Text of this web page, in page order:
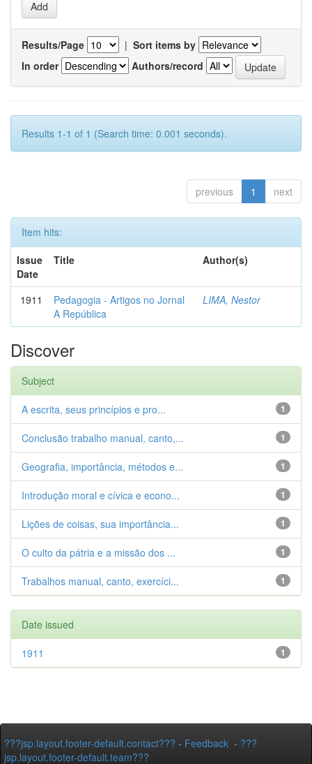
Results/Page | Sort items by
In order
Authors/record
Results 1-1 of 1 (Search time: 0.001 seconds).
previous 1 next
Item hits:
Issue
Date
Title Author(s)
1911
Pedagogia - Artigos no Jornal
A República
LIMA, Nestor
Discover
Subject
1
A escrita, seus princípios e pro...
1
Conclusão trabalho manual, canto,...
1
Geografia, importância, métodos e...
1
Introdução moral e cívica e econo...
1
Lições de coisas, sua importância...
1
O culto da pátria e a missão dos ...
1
Trabalhos manual, canto, exercíci...
Date issued
1
1911
???jsp.layout.footer-default.contact??? - Feedback - ???
jsp.layout.footer-default.team???